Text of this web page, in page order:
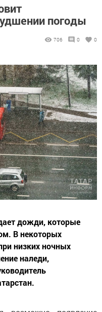
погоды
706 0 0
дожди, которые
В некоторых
низких ночных
наледи,